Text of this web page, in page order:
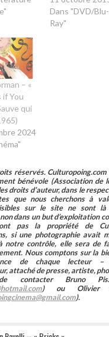
Dans "DVD/Blu-
Ray"
– «
if You
qui
2024
réservés.
bénévole (Association de
droits d’auteur, dans le
que nous cherchons à
sur le site ne sont là
dans un but d’exploitation
pas la propriété de
si une photographie avait
notre contrôle, elle sera de
Nous comptons sur la
de chaque lecteur –
attaché de presse, artiste,
contacter Bruno
) ou Olivier
).